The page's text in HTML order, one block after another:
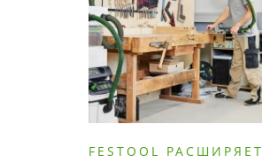
FESTOOL РАСШИРЯЕТ